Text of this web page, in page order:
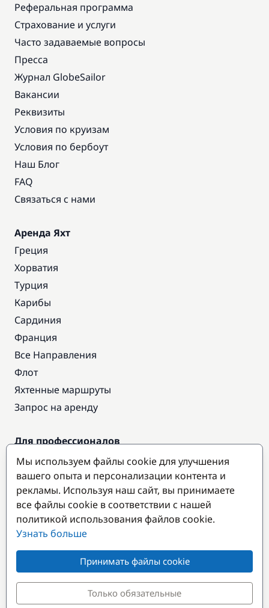
Реферальная программа
Страхование и услуги
Часто задаваемые вопросы
Пресса
Журнал GlobeSailor
Вакансии
Реквизиты
Условия по круизам
Условия по бербоут
Наш Блог
FAQ
Связаться с нами
Аренда Яхт
Греция
Хорватия
Турция
Карибы
Сардиния
Франция
Все Направления
Флот
Яхтенные маршруты
Запрос на аренду
Для профессионалов
Доступ про
Стать партнером
Популярные направления
Мы используем файлы cookie для улучшения
вашего опыта и персонализации контента и
рекламы. Используя наш сайт, вы принимаете
все файлы cookie в соответствии с нашей
политикой использования файлов cookie.
Узнать больше
Принимать файлы cookie
Только обязательные